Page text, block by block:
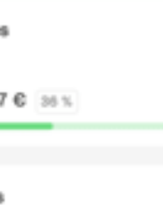
moral.
sur des approches
ou adaptent la
en complément d’autres
.
sûr et avec un